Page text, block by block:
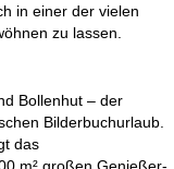
in einer der vielen
zu lassen.
Bollenhut – der
Bilderbuchurlaub.
das